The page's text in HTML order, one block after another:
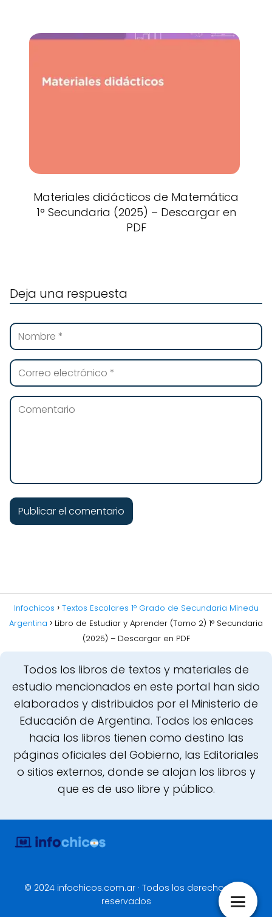
Materiales didácticos de Matemática
1° Secundaria (2025) – Descargar en
PDF
Deja una respuesta
Infochicos
Textos Escolares 1° Grado de Secundaria Minedu
Argentina
Libro de Estudiar y Aprender (Tomo 2) 1° Secundaria
(2025) – Descargar en PDF
Todos los libros de textos y materiales de
estudio mencionados en este portal han sido
elaborados y distribuidos por el Ministerio de
Educación de Argentina. Todos los enlaces
hacia los libros tienen como destino las
páginas oficiales del Gobierno, las Editoriales
o sitios externos, donde se alojan los libros y
que es de uso libre y público.
© 2024 infochicos.com.ar · Todos los derechos
reservados